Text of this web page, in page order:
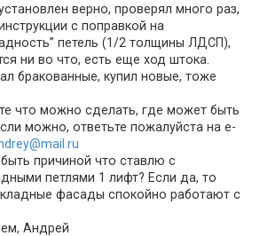
верно, проверял много раз,
с поправкой на
петель (1/2 толщины ЛДСП),
ни во что, есть еще ход штока.
бракованные, купил новые, тоже
что можно сделать, где может быть
можно, ответьте пожалуйста на e-
причиной что ставлю с
петлями 1 лифт? Если да, то
фасады спокойно работают с
Андрей